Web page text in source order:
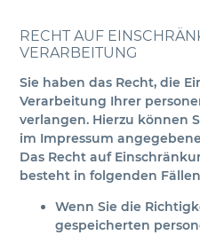
RECHT AUF
VERARBEITUNG
Sie haben das Recht, die
Verarbeitung Ihrer
verlangen. Hierzu können
im Impressum
Das Recht auf
besteht in folgenden
Wenn Sie die
gespeicherten